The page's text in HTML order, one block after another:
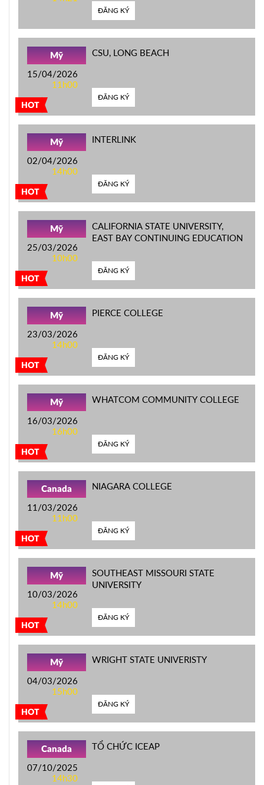
ĐĂNG KÝ
HOT
Mỹ
15/04/2026
11h00
CSU, LONG BEACH
ĐĂNG KÝ
HOT
Mỹ
02/04/2026
14h00
INTERLINK
ĐĂNG KÝ
HOT
Mỹ
25/03/2026
10h00
CALIFORNIA STATE UNIVERSITY,
EAST BAY CONTINUING EDUCATION
ĐĂNG KÝ
HOT
Mỹ
23/03/2026
14h00
PIERCE COLLEGE
ĐĂNG KÝ
HOT
Mỹ
16/03/2026
16h00
WHATCOM COMMUNITY COLLEGE
ĐĂNG KÝ
HOT
Canada
11/03/2026
11h00
NIAGARA COLLEGE
ĐĂNG KÝ
HOT
Mỹ
10/03/2026
14h00
SOUTHEAST MISSOURI STATE
UNIVERSITY
ĐĂNG KÝ
HOT
Mỹ
04/03/2026
15h00
WRIGHT STATE UNIVERISTY
ĐĂNG KÝ
Canada
07/10/2025
14h30
TỔ CHỨC ICEAP